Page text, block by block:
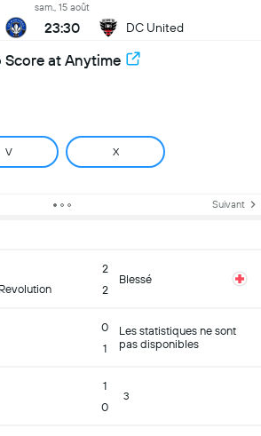
sam., 15 août
23:30 DC United
Score at Anytime
V X
Suivant
2
2
Blessé
0
1
Les statistiques ne sont
pas disponibles
1
0
3